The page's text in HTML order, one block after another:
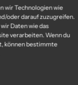
wir Technologien wie
oder darauf zuzugreifen.
Daten wie das
verarbeiten. Wenn du
können bestimmte